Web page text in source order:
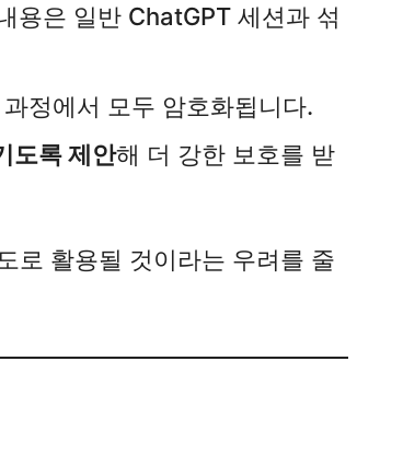
용은 일반 ChatGPT 세션과 섞
정에서 모두 암호화됩니다.​
도록 제안해 더 강한 보호를 받
로 활용될 것이라는 우려를 줄